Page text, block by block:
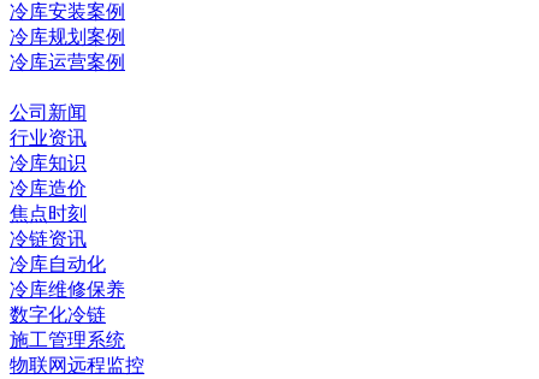
冷库安装案例
冷库规划案例
冷库运营案例
公司新闻
行业资讯
冷库知识
冷库造价
焦点时刻
冷链资讯
冷库自动化
冷库维修保养
数字化冷链
施工管理系统
物联网远程监控